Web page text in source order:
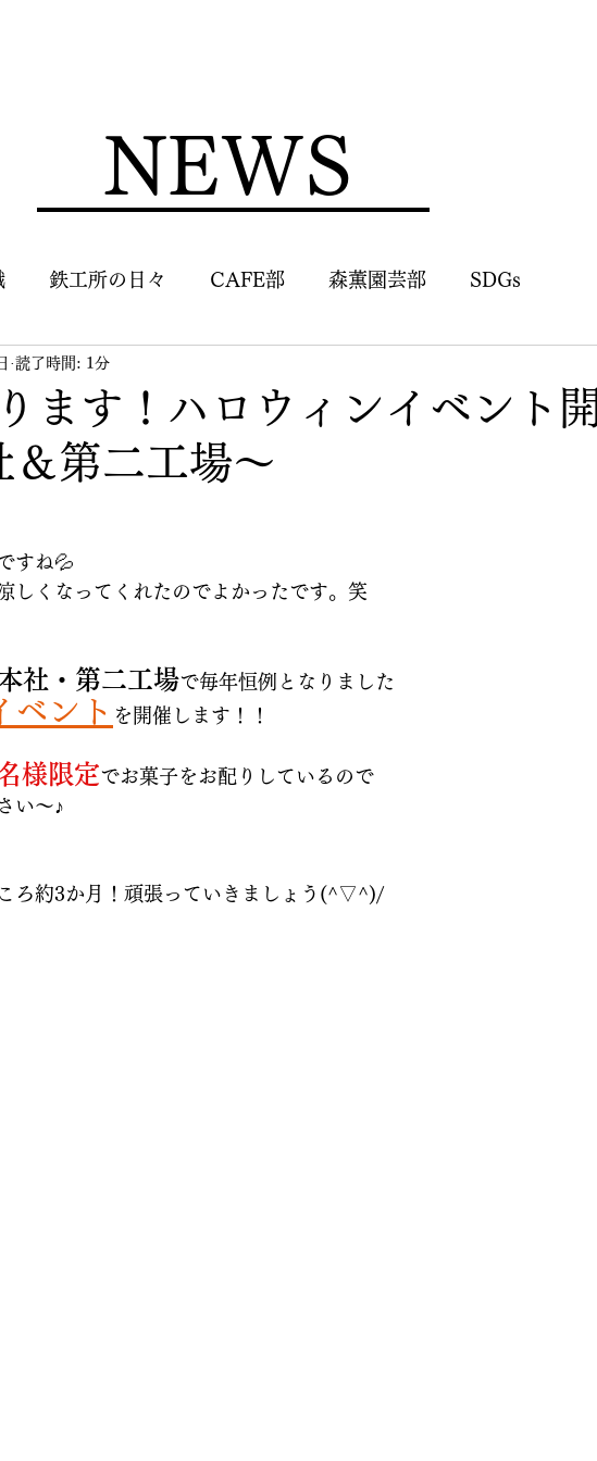
NEWS
鉄工所の日々 CAFE部 森薫園芸部 SDGs
ます！ハロウィンイベント開
＆第二工場～
読了時間: 1分
すね💦
しくなってくれたのでよかったです。笑
社・第二工場で毎年恒例となりました
ベント を開催します！！
様限定でお菓子をお配りしているので
い～♪
ろ約3か月！頑張っていきましょう(^▽^)/